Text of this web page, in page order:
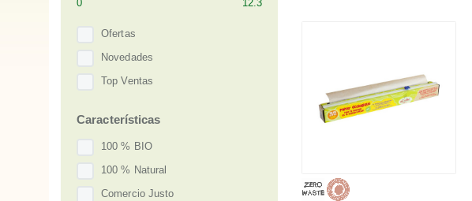
Ofertas
Novedades
Top Ventas
Características
100 % BIO
100 % Natural
Comercio Justo